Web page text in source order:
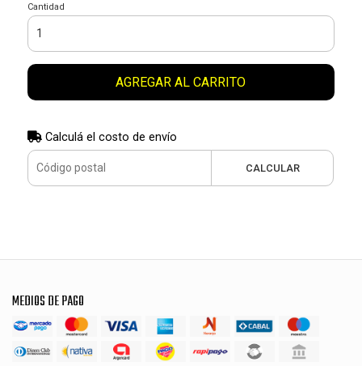
Cantidad
AGREGAR AL CARRITO
Calculá el costo de envío
CALCULAR
MEDIOS DE PAGO